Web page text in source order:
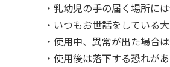
・乳幼児の手の届く場所に
・いつもお世話をしている
・使用中、異常が出た場合
・使用後は落下する恐れが